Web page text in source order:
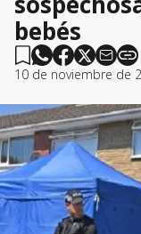
bebés
10 de noviembre de